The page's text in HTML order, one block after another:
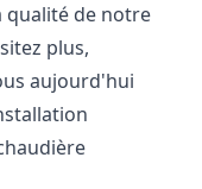
qualité de notre
plus,
aujourd'hui